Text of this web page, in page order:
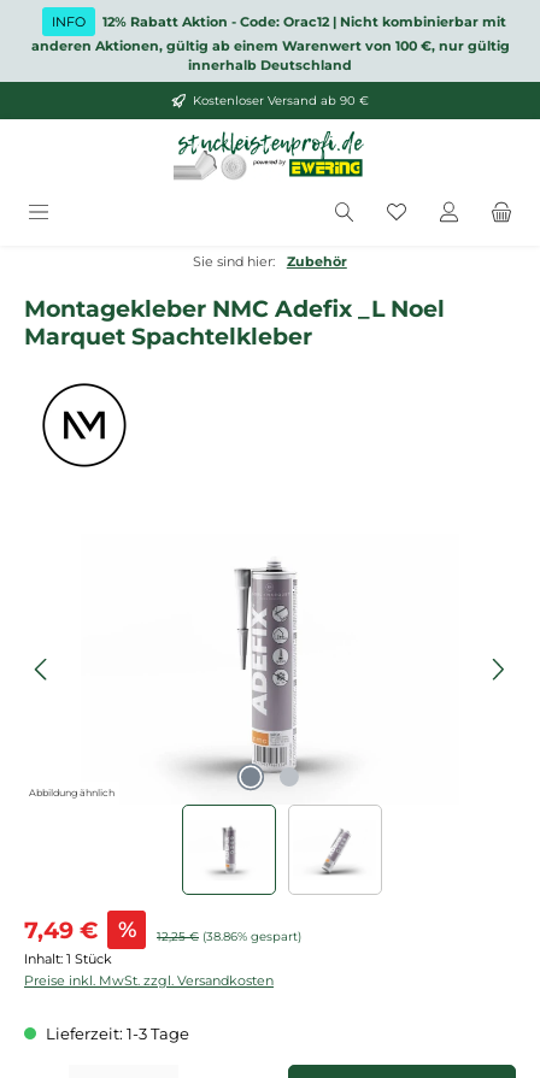
Zum Hauptinhalt springen
INFO
12% Rabatt Aktion - Code: Orac12 | Nicht kombinierbar mit
anderen Aktionen, gültig ab einem Warenwert von 100 €, nur gültig
innerhalb Deutschland
Kostenloser Versand ab 90 €
Du hast 0
Sie sind hier: Zubehör
Montagekleber NMC Adefix _L Noel
Marquet Spachtelkleber
Abbildung ähnlich
Verkaufspreis:
7,49 € % Regulärer Preis:
12,25 € (38.86% gespart)
Inhalt: 1 Stück
Preise inkl. MwSt. zzgl. Versandkosten
Lieferzeit: 1-3 Tage
Produkt Anzahl: Gib den gewünschten Wert ein oder benutze die